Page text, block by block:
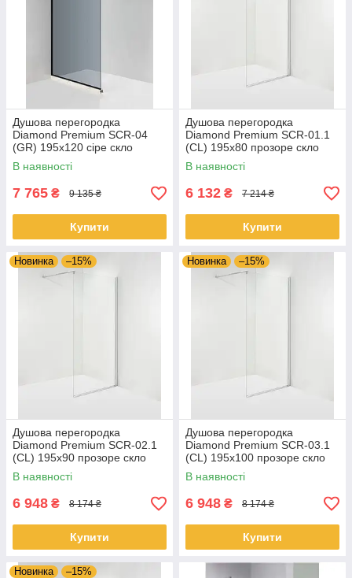
Душова перегородка
Diamond Premium SCR-04
(GR) 195x120 сіре скло
В наявності
7 765 ₴ 9 135 ₴
Купити
Душова перегородка
Diamond Premium SCR-01.1
(CL) 195x80 прозоре скло
В наявності
6 132 ₴ 7 214 ₴
Купити
Новинка –15%
Душова перегородка
Diamond Premium SCR-02.1
(CL) 195x90 прозоре скло
В наявності
6 948 ₴ 8 174 ₴
Купити
Новинка –15%
Душова перегородка
Diamond Premium SCR-03.1
(CL) 195x100 прозоре скло
В наявності
6 948 ₴ 8 174 ₴
Купити
Новинка –15%